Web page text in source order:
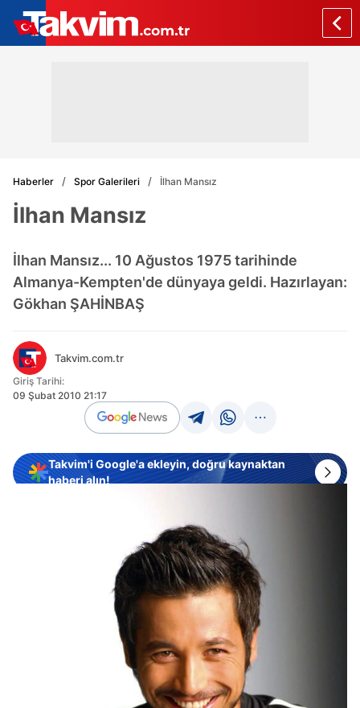
Haberler Spor Galerileri İlhan Mansız
İlhan Mansız
İlhan Mansız... 10 Ağustos 1975 tarihinde
Almanya-Kempten'de dünyaya geldi. Hazırlayan:
Gökhan ŞAHİNBAŞ
Takvim.com.tr
Giriş Tarihi:
09 Şubat 2010 21:17
Takvim'i Google'a ekleyin, doğru kaynaktan
haberi alın!